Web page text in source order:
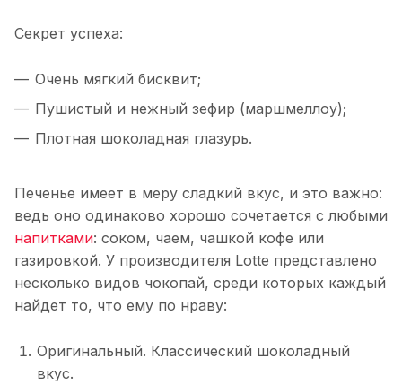
Секрет успеха:
Очень мягкий бисквит;
Пушистый и нежный зефир (маршмеллоу);
Плотная шоколадная глазурь.
Печенье имеет в меру сладкий вкус, и это важно:
ведь оно одинаково хорошо сочетается с любыми
напитками: соком, чаем, чашкой кофе или
газировкой. У производителя Lotte представлено
несколько видов чокопай, среди которых каждый
найдет то, что ему по нраву:
Оригинальный. Классический шоколадный
вкус.